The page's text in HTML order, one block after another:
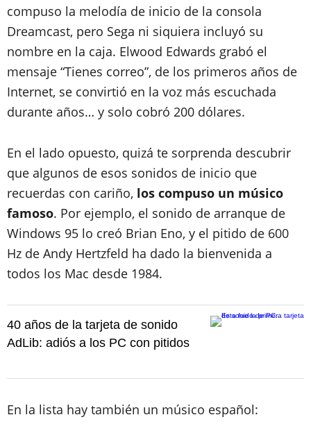
compuso la melodía de inicio de la consola
Dreamcast, pero Sega ni siquiera incluyó su
nombre en la caja. Elwood Edwards grabó el
mensaje “Tienes correo”, de los primeros años de
Internet, se convirtió en la voz más escuchada
durante años… y solo cobró 200 dólares.
En el lado opuesto, quizá te sorprenda descubrir
que algunos de esos sonidos de inicio que
recuerdas con cariño, los compuso un músico
famoso. Por ejemplo, el sonido de arranque de
Windows 95 lo creó Brian Eno, y el pitido de 600
Hz de Andy Hertzfeld ha dado la bienvenida a
todos los Mac desde 1984.
40 años de la tarjeta de sonido
AdLib: adiós a los PC con pitidos
En la lista hay también un músico español: